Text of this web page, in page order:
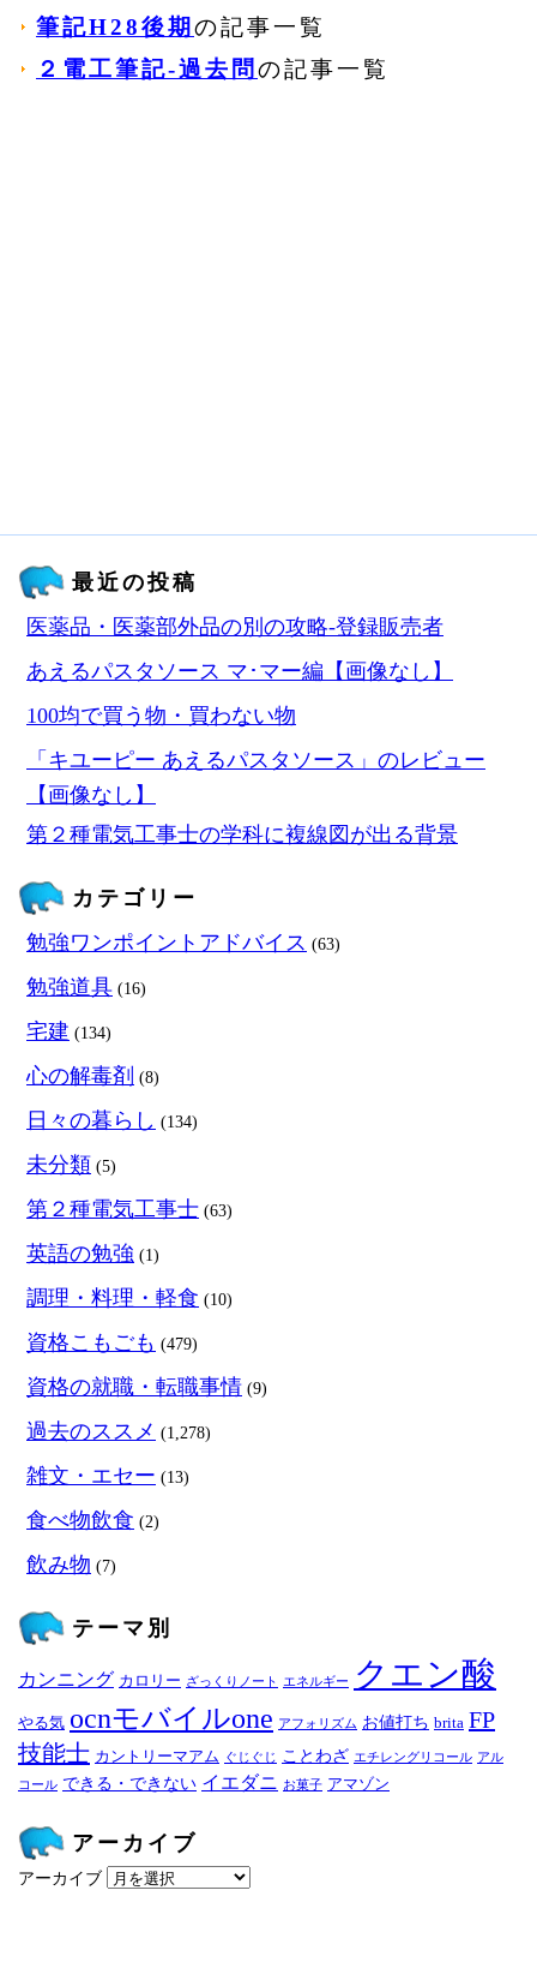
筆記H28後期 の記事一覧
２電工筆記‐過去問 の記事一覧
最近の投稿
医薬品・医薬部外品の別の攻略‐登録販売者
あえるパスタソース マ･マー編【画像なし】
100均で買う物・買わない物
「キユーピー あえるパスタソース」のレビュー
【画像なし】
第２種電気工事士の学科に複線図が出る背景
カテゴリー
勉強ワンポイントアドバイス (63)
勉強道具 (16)
宅建 (134)
心の解毒剤 (8)
日々の暮らし (134)
未分類 (5)
第２種電気工事士 (63)
英語の勉強 (1)
調理・料理・軽食 (10)
資格こもごも (479)
資格の就職・転職事情 (9)
過去のススメ (1,278)
雑文・エセー (13)
食べ物飲食 (2)
飲み物 (7)
テーマ別
カンニング カロリー ざっくりノート エネルギー クエン酸
やる気 ocnモバイルone アフォリズム お値打ち brita FP
技能士 カントリーマアム ぐじぐじ ことわざ エチレングリコール アル
コール できる・できない イエダニ お菓子 アマゾン
アーカイブ
アーカイブ